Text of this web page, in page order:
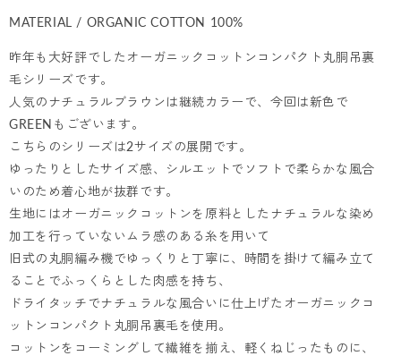
MATERIAL / ORGANIC COTTON 100%
昨年も大好評でしたオーガニックコットンコンパクト丸胴吊裏
毛シリーズです。
人気のナチュラルブラウンは継続カラーで、今回は新色で
GREENもございます。
こちらのシリーズは2サイズの展開です。
ゆったりとしたサイズ感、シルエットでソフトで柔らかな風合
いのため着心地が抜群です。
生地にはオーガニックコットンを原料としたナチュラルな染め
加工を行っていないムラ感のある糸を用いて
旧式の丸胴編み機でゆっくりと丁寧に、時間を掛けて編み立て
ることでふっくらとした肉感を持ち、
ドライタッチでナチュラルな風合いに仕上げたオーガニックコ
ットンコンパクト丸胴吊裏毛を使用。
コットンをコーミングして繊維を揃え、軽くねじったものに、